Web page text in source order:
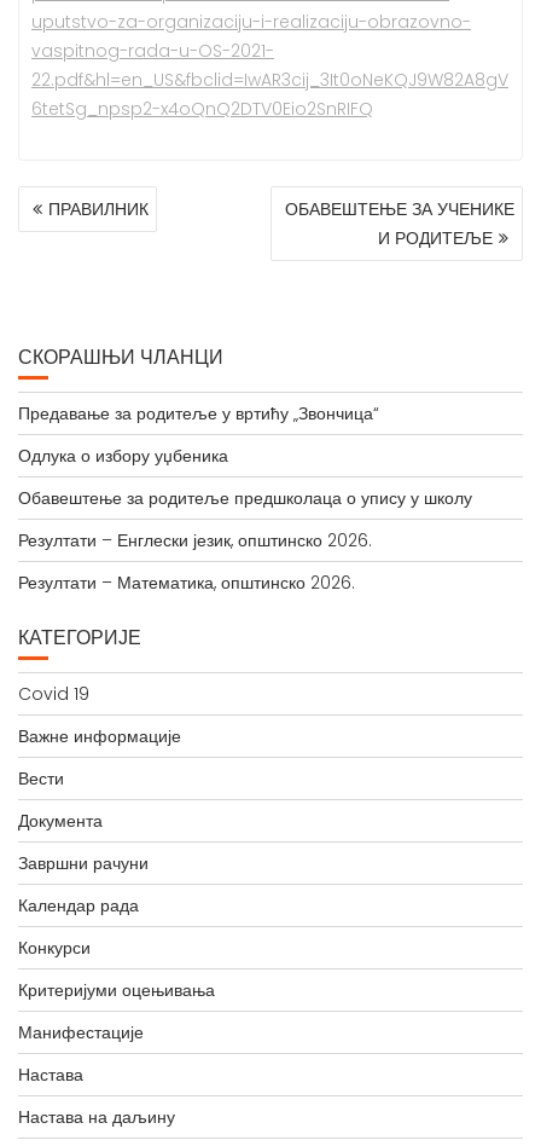
uputstvo-za-organizaciju-i-realizaciju-obrazovno-
vaspitnog-rada-u-OS-2021-
22.pdf&hl=en_US&fbclid=IwAR3cij_3It0oNeKQJ9W82A8gV
6tetSg_npsp2-x4oQnQ2DTV0Eio2SnRIFQ
КРЕТАЊЕ
ЧЛАНКА
ПРАВИЛНИК
ОБАВЕШТЕЊЕ ЗА УЧЕНИКЕ
И РОДИТЕЉЕ
СКОРАШЊИ ЧЛАНЦИ
Предавање за родитеље у вртићу „Звончица“
Одлука о избору уџбеника
Обавештење за родитеље предшколаца о упису у школу
Резултати – Енглески језик, општинско 2026.
Резултати – Математика, општинско 2026.
КАТЕГОРИЈЕ
Covid 19
Важне информације
Вести
Документа
Завршни рачуни
Календар рада
Конкурси
Критеријуми оцењивања
Манифестације
Настава
Настава на даљину